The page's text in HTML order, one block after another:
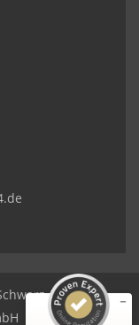
Ingo Schwarz
ProvenExpert.com
8